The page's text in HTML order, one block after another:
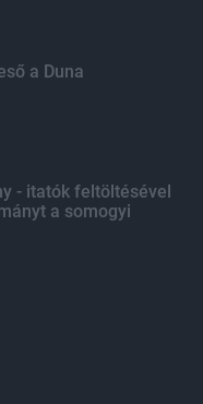
a Duna
- itatók feltöltésével
a somogyi